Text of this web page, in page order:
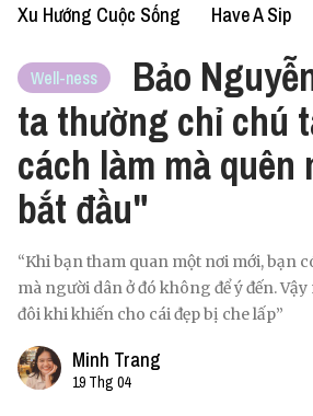
Xu Hướng Cuộc Sống Have A Sip
Well-ness
Bảo
ta thường chỉ chú
cách làm mà quên
bắt đầu"
“Khi bạn tham quan một nơi mới, bạn
mà người dân ở đó không để ý đến.
đôi khi khiến cho cái đẹp bị che lấp”
Minh Trang
19 Thg 04